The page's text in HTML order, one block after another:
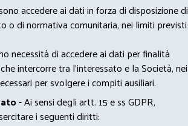
accedere ai dati in forza di disposizione di
o di normativa comunitaria, nei limiti previsti
necessità di accedere ai dati per finalità
intercorre tra l’interessato e la Società, nei
per svolgere i compiti ausiliari.
-Ai sensi degli artt. 15 e ss GDPR,
i seguenti diritti: